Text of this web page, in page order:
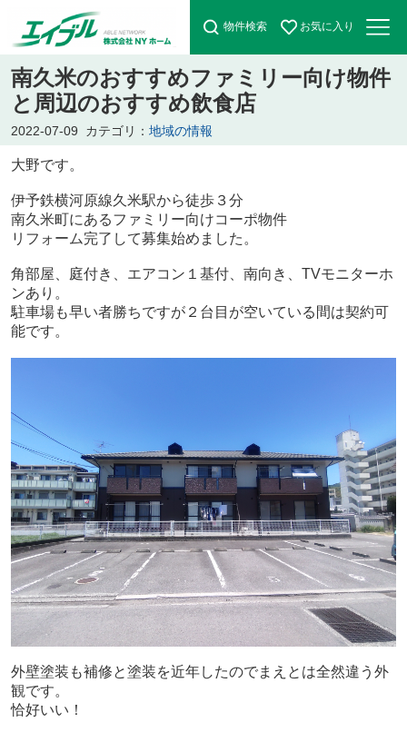
物件検索 お気に入り
南久米のおすすめファミリー向け物件
と周辺のおすすめ飲食店
2022-07-09 カテゴリ： 地域の情報
大野です。
伊予鉄横河原線久米駅から徒歩３分
南久米町にあるファミリー向けコーポ物件
リフォーム完了して募集始めました。
角部屋、庭付き、エアコン１基付、南向き、TVモニターホ
ンあり。
駐車場も早い者勝ちですが２台目が空いている間は契約可
能です。
外壁塗装も補修と塗装を近年したのでまえとは全然違う外
観です。
恰好いい！